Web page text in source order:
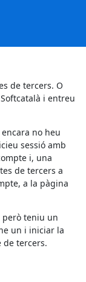
de tercers. O
i entreu
no heu
sessió amb
i, una
de tercers a
a la pàgina
però teniu un
un i iniciar la
de tercers.